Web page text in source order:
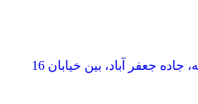
شهرک صنعتی چهاردانگه، جاده جعفر آباد، بین خیابان 16